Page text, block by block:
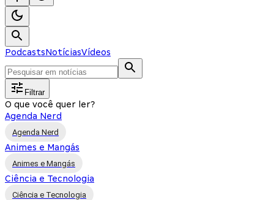
PodcastsNotíciasVídeos
Filtrar
O que você quer ler?
Agenda Nerd
Agenda Nerd
Animes e Mangás
Animes e Mangás
Ciência e Tecnologia
Ciência e Tecnologia